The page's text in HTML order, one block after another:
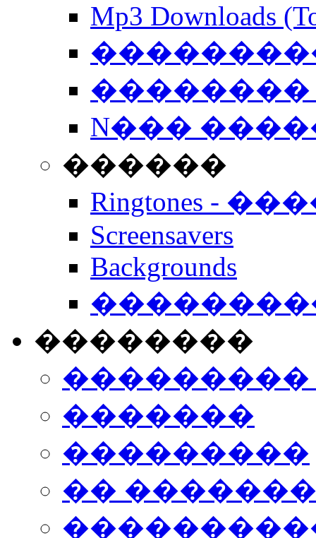
Mp3 Downloads
��������
N���
������
Ringtones -
Screensavers
Backgrounds
��������
���������
�������
���������
��